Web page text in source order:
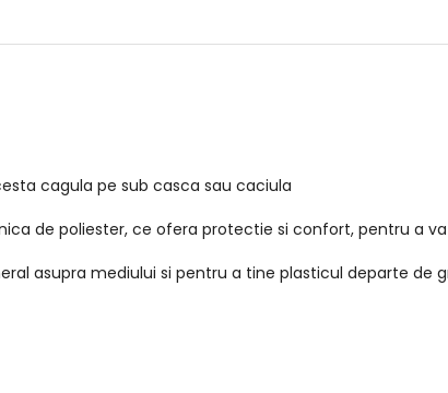
cagula pe sub casca sau caciula
de poliester, ce ofera protectie si confort, pentru a
asupra mediului si pentru a tine plasticul departe de